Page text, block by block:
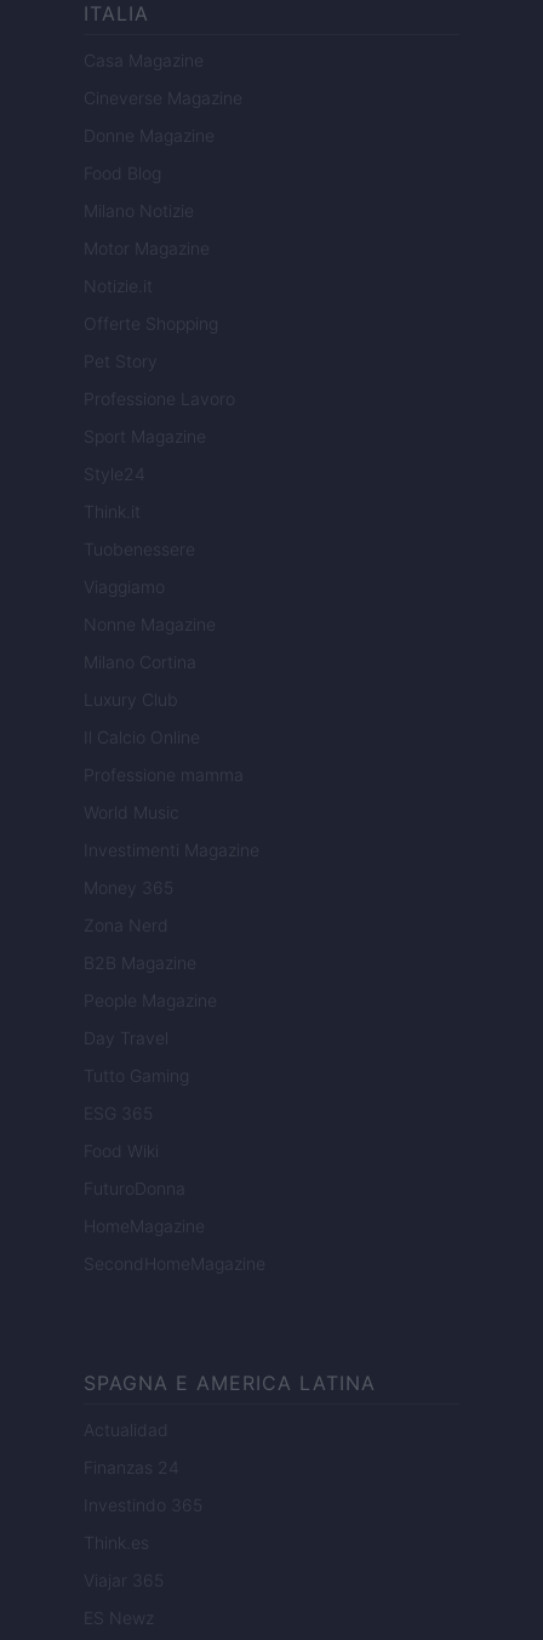
ITALIA
Casa Magazine
Cineverse Magazine
Donne Magazine
Food Blog
Milano Notizie
Motor Magazine
Notizie.it
Offerte Shopping
Pet Story
Professione Lavoro
Sport Magazine
Style24
Think.it
Tuobenessere
Viaggiamo
Nonne Magazine
Milano Cortina
Luxury Club
Il Calcio Online
Professione mamma
World Music
Investimenti Magazine
Money 365
Zona Nerd
B2B Magazine
People Magazine
Day Travel
Tutto Gaming
ESG 365
Food Wiki
FuturoDonna
HomeMagazine
SecondHomeMagazine
SPAGNA E AMERICA LATINA
Actualidad
Finanzas 24
Investindo 365
Think.es
Viajar 365
ES Newz